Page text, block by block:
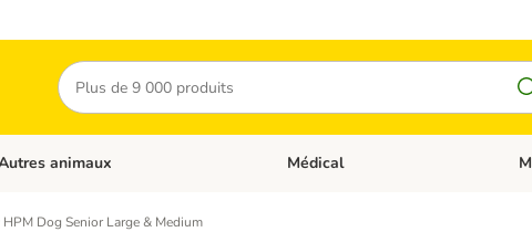
Rechercher
les catégories: Chats
animaux Dérouler les catégories: Autres
Médical
Dog Senior Large & Medium